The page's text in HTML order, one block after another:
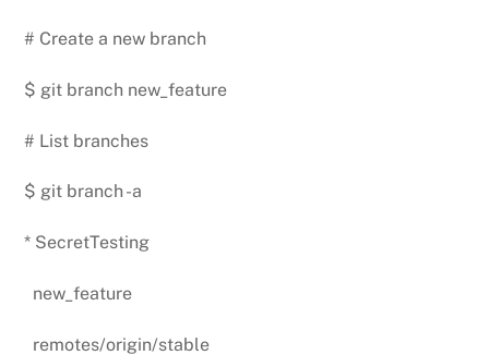
# Create a new branch
$ git branch new_feature
# List branches
$ git branch -a
* SecretTesting
new_feature
remotes/origin/stable